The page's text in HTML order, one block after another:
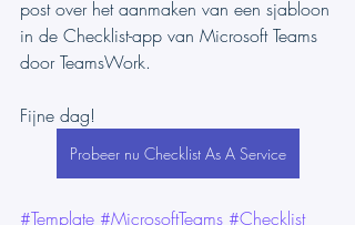
post over het aanmaken van een sjabloon
in de Checklist-app van Microsoft Teams
door TeamsWork.
Fijne dag!
Probeer nu Checklist As A Service
#Template #MicrosoftTeams #Checklist